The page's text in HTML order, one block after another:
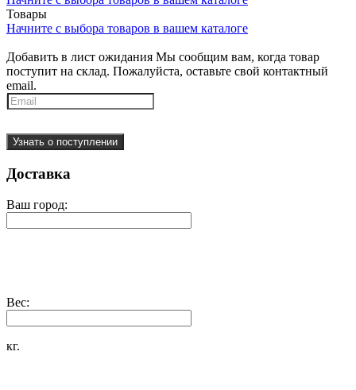
Товары
Начните с выбора товаров в вашем каталоге
Добавить в лист ожидания Мы сообщим вам, когда товар
поступит на склад. Пожалуйста, оставьте свой контактный
email.
Узнать о поступлении
Доставка
Ваш город:
Вес:
кг.